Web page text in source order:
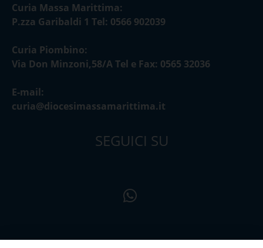
Curia Massa Marittima:
P.zza Garibaldi 1 Tel: 0566 902039
Curia Piombino:
Via Don Minzoni,58/A Tel e Fax: 0565 32036
E-mail:
curia@diocesimassamarittima.it
SEGUICI SU